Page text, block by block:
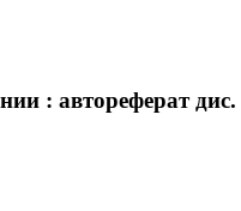
: автореферат